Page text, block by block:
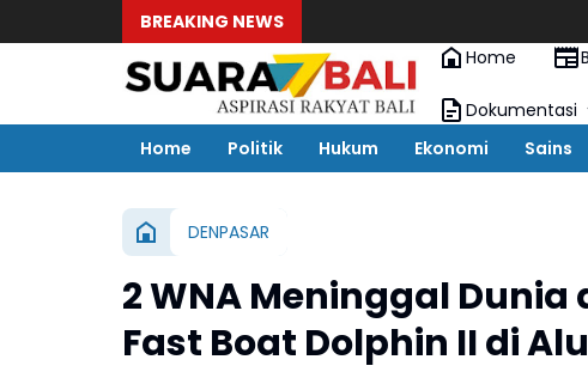
BREAKING NEWS
Home
Dokumentasi
Home
Politik Hukum Ekonomi Sains
DENPASAR
2 WNA Meninggal
Fast Boat Dolphin II di